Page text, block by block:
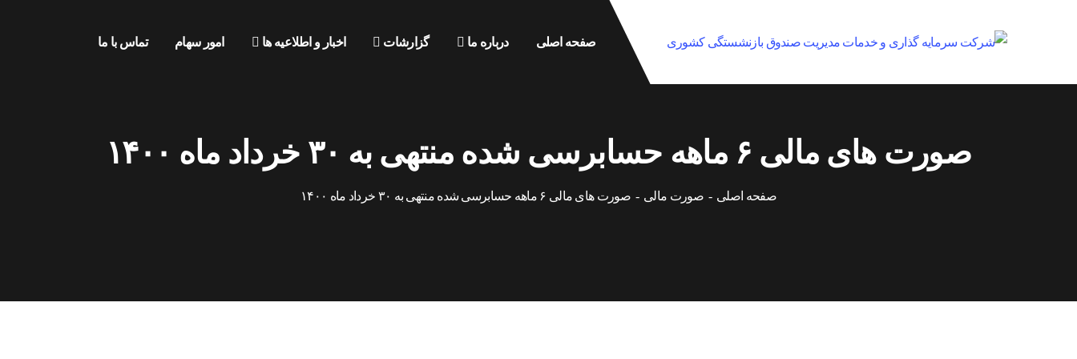
صفحه اصلی درباره ما گزارشات اخبار و اطلاعیه ها امور سهام تماس با ما
صورت های مالی ۶ ماهه حسابرسی شده منتهی به ۳۰ خرداد ماه ۱۴۰۰
صفحه اصلی صورت مالی صورت های مالی ۶ ماهه حسابرسی شده منتهی به ۳۰ خرداد ماه ۱۴۰۰